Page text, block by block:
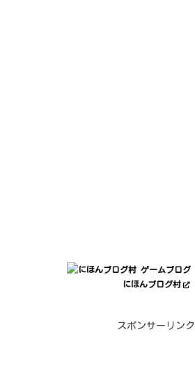
にほんブログ村
スポンサーリンク